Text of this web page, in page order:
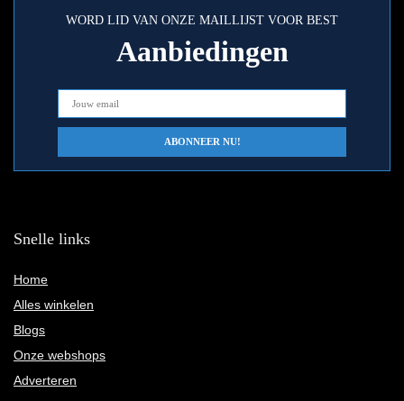
WORD LID VAN ONZE MAILLIJST VOOR BEST
Aanbiedingen
Snelle links
Home
Alles winkelen
Blogs
Onze webshops
Adverteren